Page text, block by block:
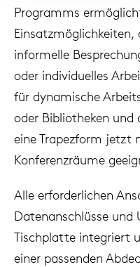
Programms
Einsatzmöglichkeiten,
informelle
oder individuelles
für dynamische
oder Bibliotheken und
eine Trapezform jetzt
Konferenzräume
Alle erforderlichen
Datenanschlüsse und
Tischplatte integriert
einer passenden